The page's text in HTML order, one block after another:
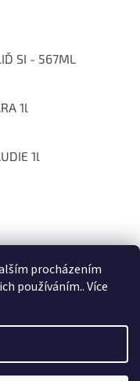
procházením
používáním.. Více
SI - 567ML
1l
1l